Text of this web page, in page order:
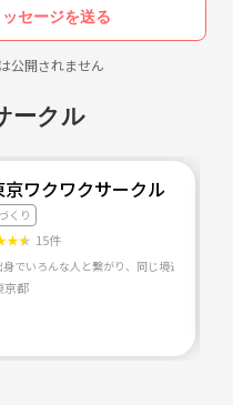
セージを送る
公開されません
ークル
京ワクワクサークル
くり
★★ 15件
京都